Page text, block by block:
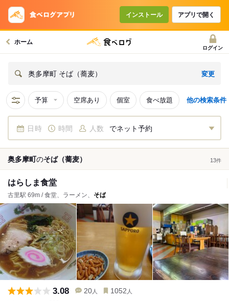
インストール アプリで開く
ホーム
ログイン
奥多摩町 そば（蕎麦） 変更
予算 空席あり 個室 食べ放題 他の検索条件
日時 時間 人数 でネット予約
奥多摩町のそば（蕎麦） 13件
はらしま食堂
古里駅 69m / 食堂、ラーメン、 そば
3.08 20 人 1052 人